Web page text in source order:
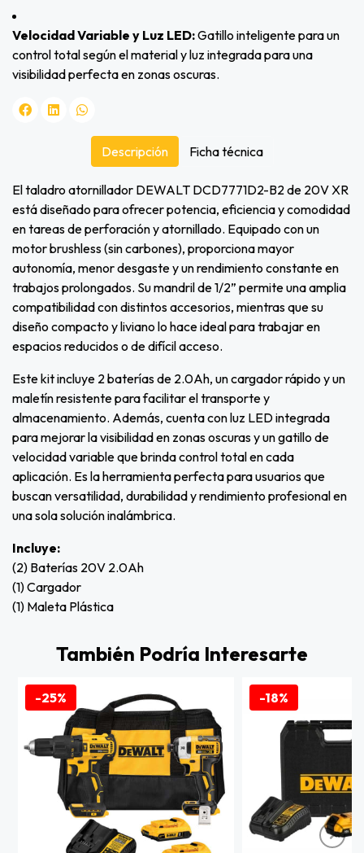
Velocidad Variable y Luz LED:Gatillo inteligente para un
control total según el material y luz integrada para una
visibilidad perfecta en zonas oscuras.
El taladro atornillador DEWALT DCD7771D2-B2 de 20V XR
está diseñado para ofrecer potencia, eficiencia y comodidad
en tareas de perforación y atornillado. Equipado con un
motor brushless (sin carbones), proporciona mayor
autonomía, menor desgaste y un rendimiento constante en
trabajos prolongados. Su mandril de 1/2” permite una amplia
compatibilidad con distintos accesorios, mientras que su
diseño compacto y liviano lo hace ideal para trabajar en
espacios reducidos o de difícil acceso.
Este kit incluye 2 baterías de 2.0Ah, un cargador rápido y un
maletín resistente para facilitar el transporte y
almacenamiento. Además, cuenta con luz LED integrada
para mejorar la visibilidad en zonas oscuras y un gatillo de
velocidad variable que brinda control total en cada
aplicación. Es la herramienta perfecta para usuarios que
buscan versatilidad, durabilidad y rendimiento profesional en
una sola solución inalámbrica.
Incluye:
(2) Baterías 20V 2.0Ah
(1) Cargador
(1) Maleta Plástica
Descripción Ficha técnica
También Podría Interesarte
-25% -18%